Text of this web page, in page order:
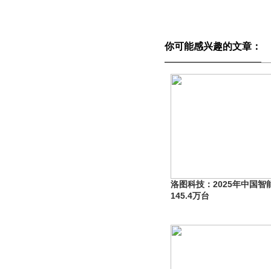
你可能感兴趣的文章：
洛图科技：2025年中国智
145.4万台